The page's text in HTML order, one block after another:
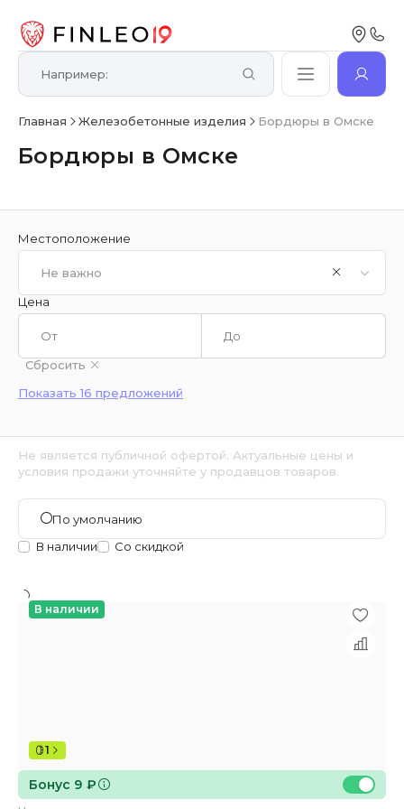
Главная Железобетонные изделия Бордюры в Омске
Бордюры в Омске
Местоположение
Не важно
Цена
Сбросить
Показать 16 предложений
Не является публичной офертой. Актуальные цены и
условия продажи уточняйте у продавцов товаров.
По умолчанию
В наличии
Со скидкой
В наличии
1
Бонус 9 ₽